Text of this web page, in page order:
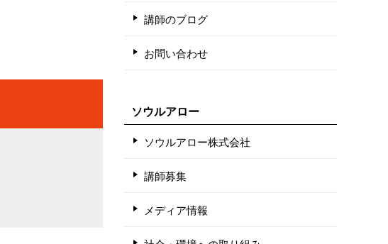
講師のブログ
お問い合わせ
ソウルアロー
ソウルアロー株式会社
講師募集
メディア情報